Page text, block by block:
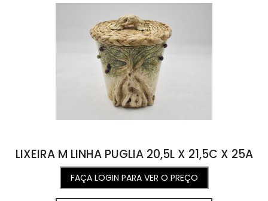
LIXEIRA M LINHA PUGLIA 20,5L X 21,5C X 25A
FAÇA LOGIN PARA VER O PREÇO